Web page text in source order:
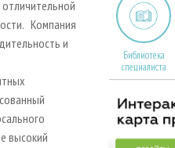
Компания
и
высокий
Библиотека
специалиста